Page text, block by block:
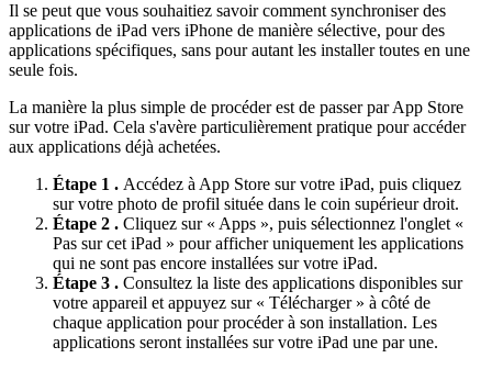
Il se peut que vous souhaitiez savoir comment synchroniser des
applications de iPad vers iPhone de manière sélective, pour des
applications spécifiques, sans pour autant les installer toutes en une
seule fois.
La manière la plus simple de procéder est de passer par App Store
sur votre iPad. Cela s'avère particulièrement pratique pour accéder
aux applications déjà achetées.
Étape 1 . Accédez à App Store sur votre iPad, puis cliquez
sur votre photo de profil située dans le coin supérieur droit.
Étape 2 . Cliquez sur « Apps », puis sélectionnez l'onglet «
Pas sur cet iPad » pour afficher uniquement les applications
qui ne sont pas encore installées sur votre iPad.
Étape 3 . Consultez la liste des applications disponibles sur
votre appareil et appuyez sur « Télécharger » à côté de
chaque application pour procéder à son installation. Les
applications seront installées sur votre iPad une par une.